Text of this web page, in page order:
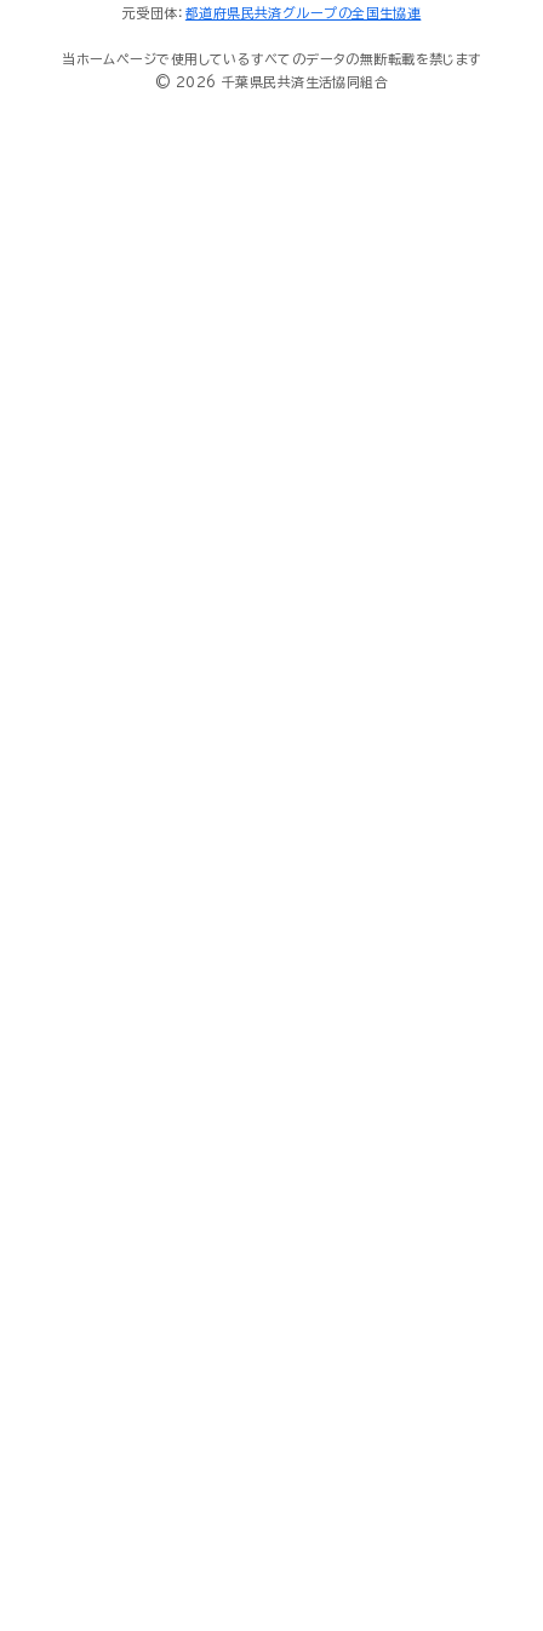
元受団体： 都道府県民共済グループの全国生協連
当ホームページで使用しているすべてのデータの無断転載を禁じます
© 2026 千葉県民共済生活協同組合